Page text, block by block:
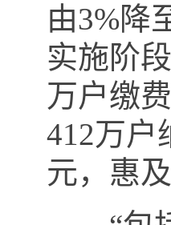
由3%降
实施阶
万户缴
412万户
元，惠及